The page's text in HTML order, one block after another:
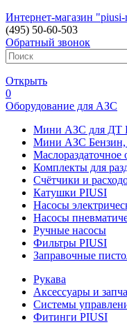
Интернет-магазин
(495) 50-60-503
Обратный звонок
Открыть
0
Оборудование для АЗС
Мини АЗС для ДТ
Мини АЗС Бензин,
Маслораздаточное
Комплекты для
Счётчики и
Катушки PIUSI
Насосы
Насосы
Ручные насосы
Фильтры PIUSI
Заправочные
Рукава
Аксессуары и
Системы
Фитинги PIUSI